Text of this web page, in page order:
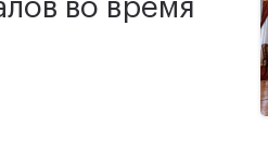
во время